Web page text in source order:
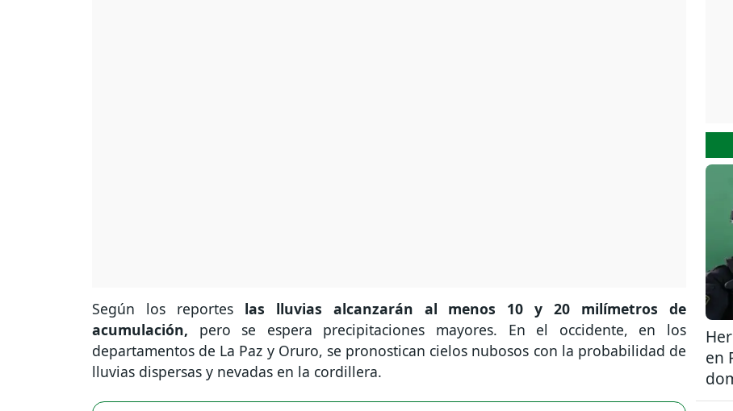
Según los reporteslas lluvias alcanzarán al menos 10 y 20 milímetros de
acumulación, pero se espera precipitaciones mayores. En el occidente, en los
departamentos de La Paz y Oruro, se pronostican cielos nubosos con la probabilidad de
lluvias dispersas y nevadas en la cordillera.
en